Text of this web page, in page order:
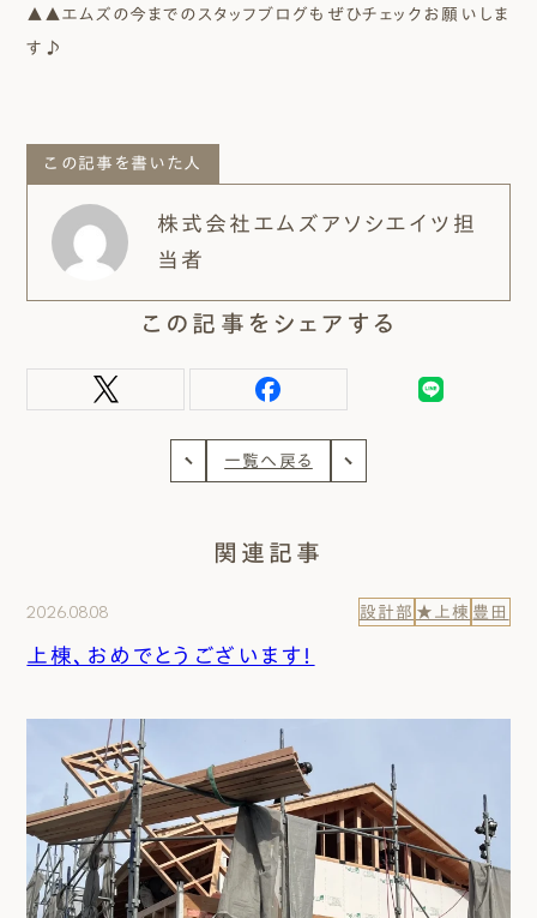
▲▲エムズの今までのスタッフブログもぜひチェックお願いしま
す♪
この記事を書いた人
株式会社エムズアソシエイツ担
当者
この記事をシェアする
一覧へ戻る
関連記事
2026.08.08 設計部 ★上棟 豊田
上棟、おめでとうございます！